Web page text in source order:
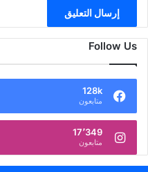
Follow Us
128k
متابعون
17٬349
متابعون